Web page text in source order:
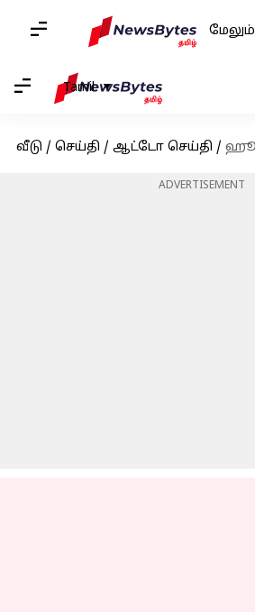
மேலும்
Tamil
வீடு / செய்தி / ஆட்டோ செய்தி / ஹூண்டாயை
ADVERTISEMENT